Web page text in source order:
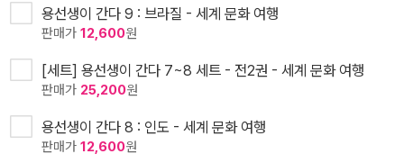
용선생이 간다 9 : 브라질 - 세계 문화 여행
판매가 12,600원
[세트] 용선생이 간다 7~8 세트 - 전2권 - 세계 문화 여행
판매가 25,200원
용선생이 간다 8 : 인도 - 세계 문화 여행
판매가 12,600원